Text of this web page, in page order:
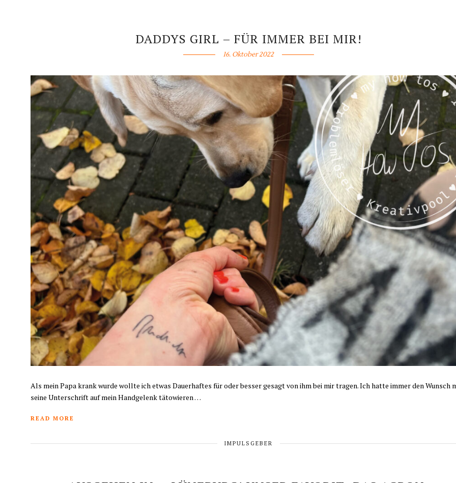
DADDYS GIRL – FÜR IMMER BEI MIR!
16. Oktober 2022
Als mein Papa krank wurde wollte ich etwas Dauerhaftes für oder besser gesagt von ihm bei mir tragen. Ich hatte immer den Wunsch
seine Unterschrift auf mein Handgelenk tätowieren …
READ MORE
IMPULSGEBER